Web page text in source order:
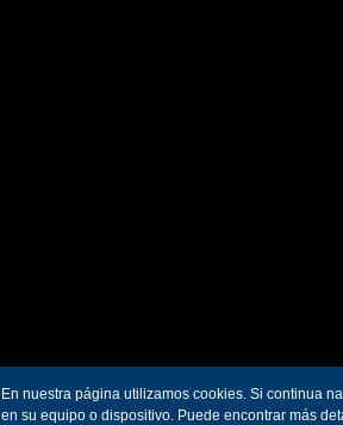
En nuestra página utilizamos cookies. Si continua
en su equipo o dispositivo. Puede encontrar más